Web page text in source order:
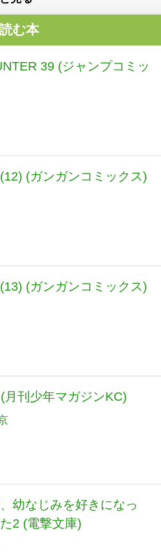
む本
39 (ジャンプコミッ
(ガンガンコミックス)
(ガンガンコミックス)
月刊少年マガジンKC)
幼なじみを好きになっ
2 (電撃文庫)